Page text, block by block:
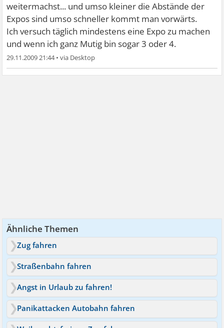
weitermachst... und umso kleiner die Abstände der
Expos sind umso schneller kommt man vorwärts.
Ich versuch täglich mindestens eine Expo zu machen
und wenn ich ganz Mutig bin sogar 3 oder 4.
29.11.2009 21:44•
Ähnliche Themen
Zug fahren
Straßenbahn fahren
Angst in Urlaub zu fahren!
Panikattacken Autobahn fahren